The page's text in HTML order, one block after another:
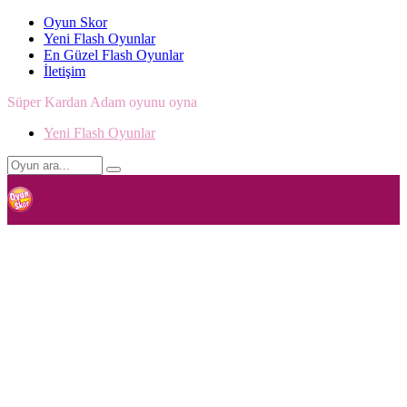
Oyun Skor
Yeni Flash Oyunlar
En Güzel Flash Oyunlar
İletişim
Süper Kardan Adam oyunu oyna
Yeni Flash Oyunlar